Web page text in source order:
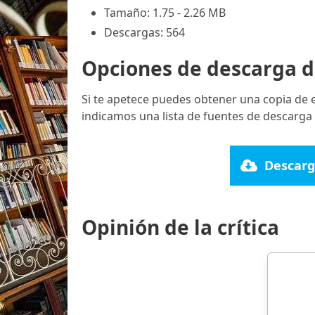
Tamaño: 1.75 - 2.26 MB
Descargas: 564
Opciones de descarga
Si te apetece puedes obtener una copia
indicamos una lista de fuentes de
Opinión de la crítica